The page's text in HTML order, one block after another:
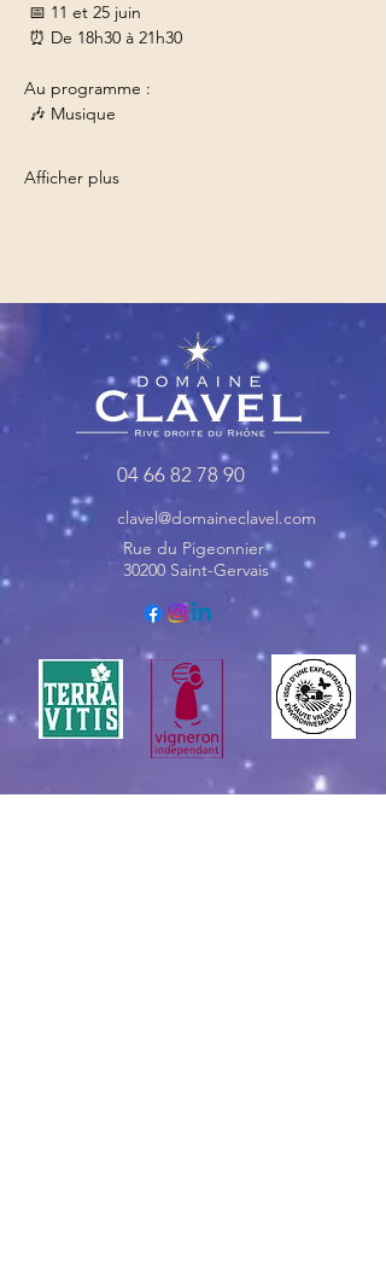
📅 11 et 25 juin
⏰ De 18h30 à 21h30
Au programme :
🎶 Musique
Afficher plus
04 66 82 78 90
clavel@domaineclavel.com
Rue du Pigeonnier
30200 Saint-Gervais